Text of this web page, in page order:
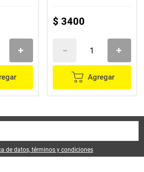
$ 3400
Agregar
de datos, términos y condiciones